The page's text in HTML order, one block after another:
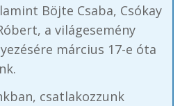
Böjte Csaba, Csókay
a világesemény
március 17-e óta
csatlakozzunk